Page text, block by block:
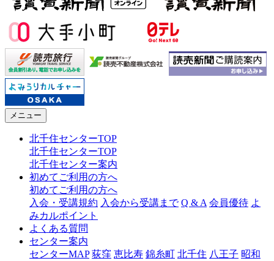
メニュー
北千住センターTOP
北千住センターTOP
北千住センター案内
初めてご利用の方へ
初めてご利用の方へ
入会・受講規約 入会から受講まで Q & A 会員優待 よ
みカルポイント
よくある質問
センター案内
センターMAP 荻窪 恵比寿 錦糸町 北千住 八王子 昭和